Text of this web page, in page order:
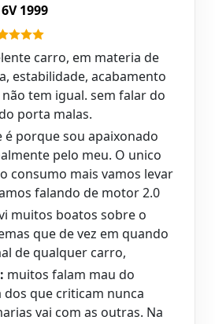
1999
carro, em materia de
estabilidade, acabamento
tem igual. sem falar do
porta malas.
é porque sou apaixonado
pelo meu. O unico
consumo mais vamos levar
falando de motor 2.0
muitos boatos sobre o
que de vez em quando
de qualquer carro,
muitos falam mau do
que criticam nunca
vai com as outras. Na